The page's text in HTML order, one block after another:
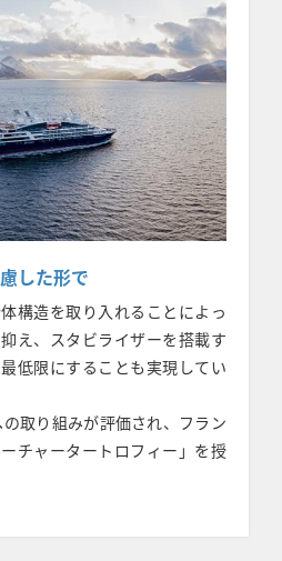
した形で
構造を取り入れることによっ
え、スタビライザーを搭載す
低限にすることも実現してい
取り組みが評価され、フラン
チャータートロフィー」を授